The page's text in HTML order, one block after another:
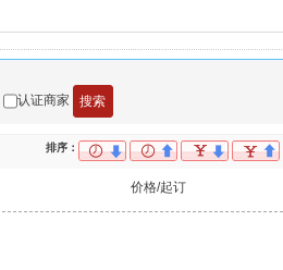
认证商家
排序：
价格/起订